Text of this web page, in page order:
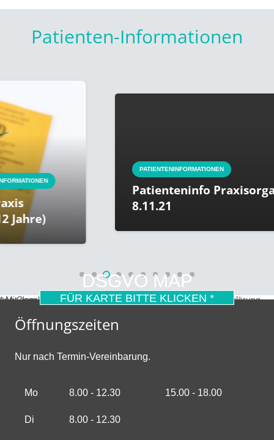
Patienten-Informationen
PATIENTENINFORMATIONEN
Patienteninfo Praxisorganisation
DSGVO MAP
FÜR KARTE BITTE KLICKEN *
* Mit dem Laden der Karte akzeptierst du die Datenschutzerklärung von Google. Mehr erfahren
Öffnungszeiten
Nur nach Termin-Vereinbarung.
Mo 8.00 - 12.30 15.00 - 18.00
Di 8.00 - 12.30